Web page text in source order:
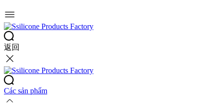
返回
Các sản phẩm